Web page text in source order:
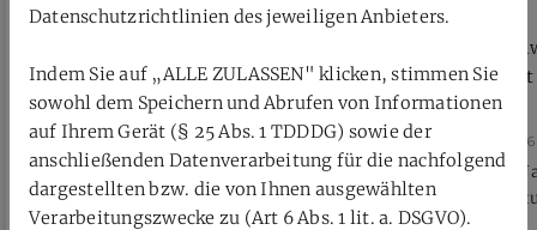
26. Juli 2026
Donnerstag, 30.07.2026, 18 Uhr per
Videokonferenz
Neue
beschließt
26. Juli 2026
Ab dem 4.
Datenschutzrichtlinien des jeweiligen Anbieters.
Indem Sie auf „ALLE ZULASSEN" klicken, stimmen Sie
sowohl dem Speichern und Abrufen von Informationen
auf Ihrem Gerät (§ 25 Abs. 1 TDDDG) sowie der
anschließenden Datenverarbeitung für die nachfolgend
dargestellten bzw. die von Ihnen ausgewählten
Verarbeitungszwecke zu (Art 6 Abs. 1 lit. a. DSGVO).